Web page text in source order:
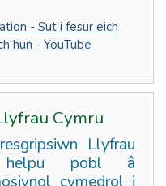
- Sut i fesur eich
hun - YouTube
Cymru
Llyfrau
pobl â
cymedrol i